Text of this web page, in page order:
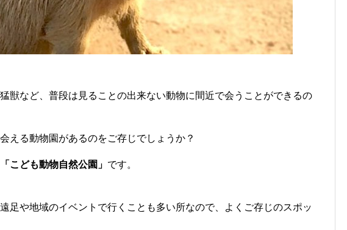
獣など、普段は見ることの出来ない動物に間近で会うことができるの
える動物園があるのをご存じでしょうか？
「こども動物自然公園」 です。
足や地域のイベントで行くことも多い所なので、よくご存じのスポッ